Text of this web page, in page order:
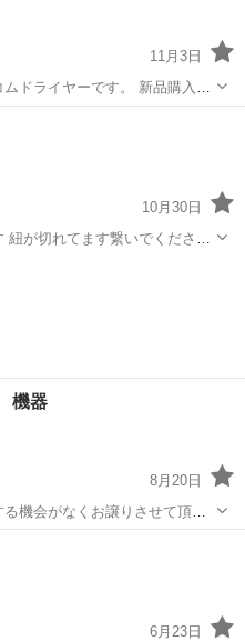
11月3日
ドライヤーです。 新品購入し
：ブラック
10月30日
が切れてます繋いでくださ
機器
8月20日
機会がなくお譲りさせて頂き
6月23日